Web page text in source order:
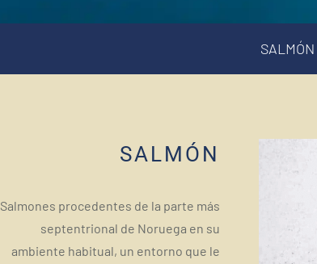
SALMÓN
SALMÓN
Salmones procedentes de la parte más
septentrional de Noruega en su
ambiente habitual, un entorno que le